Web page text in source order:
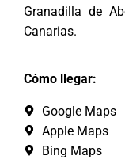
Granadilla de
Canarias.
Cómo llegar:
Google Maps
Apple Maps
Bing Maps